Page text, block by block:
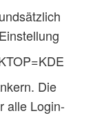
Die
alle Login-